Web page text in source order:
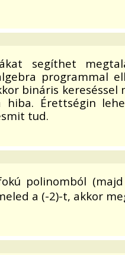
segíthet
programmal
bináris
hiba. Érettségin
tud.
polinomból
a (-2)-t, akkor